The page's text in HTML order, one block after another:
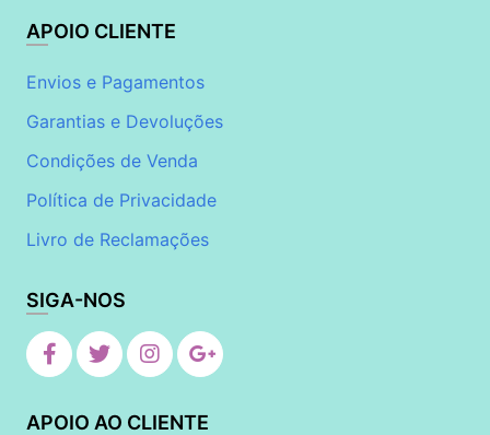
APOIO CLIENTE
Envios e Pagamentos
Garantias e Devoluções
Condições de Venda
Política de Privacidade
Livro de Reclamações
SIGA-NOS
APOIO AO CLIENTE